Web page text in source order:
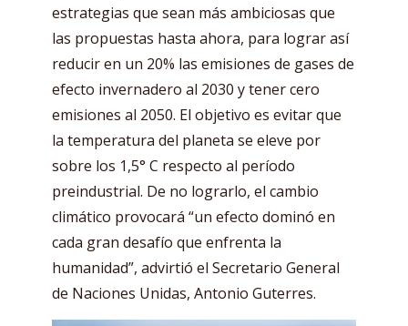
estrategias que sean más ambiciosas que
las propuestas hasta ahora, para lograr así
reducir en un 20% las emisiones de gases de
efecto invernadero al 2030 y tener cero
emisiones al 2050. El objetivo es evitar que
la temperatura del planeta se eleve por
sobre los 1,5° C respecto al período
preindustrial. De no lograrlo, el cambio
climático provocará “un efecto dominó en
cada gran desafío que enfrenta la
humanidad”, advirtió el Secretario General
de Naciones Unidas, Antonio Guterres.